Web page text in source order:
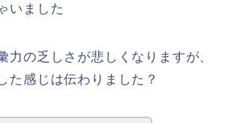
いました
力の乏しさが悲しくなりますが、
た感じは伝わりました？